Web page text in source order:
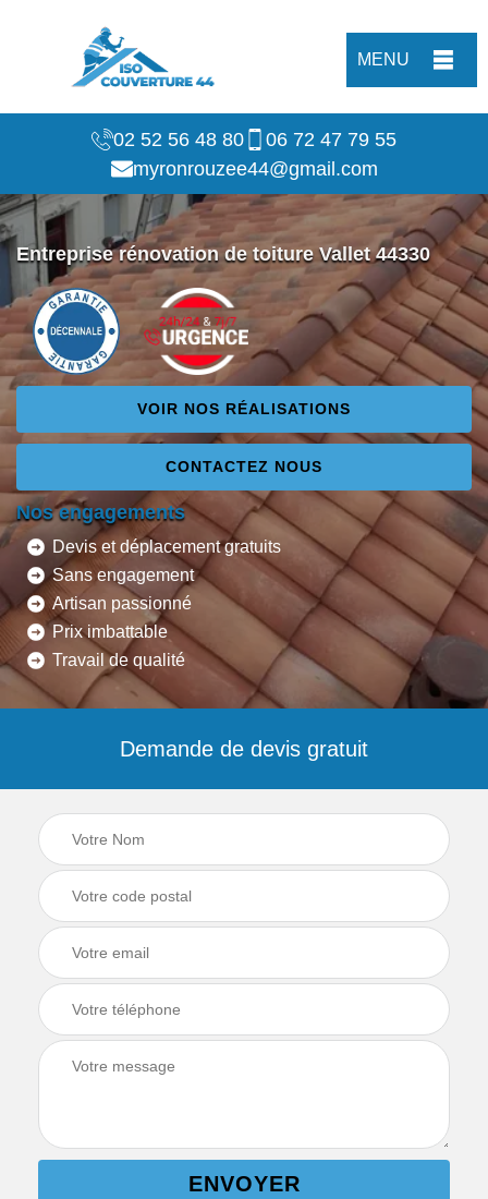
MENU
02 52 56 48 80
06 72 47 79 55
myronrouzee44@gmail.com
Entreprise rénovation de toiture Vallet 44330
VOIR NOS RÉALISATIONS
CONTACTEZ NOUS
Nos engagements
Devis et déplacement gratuits
Sans engagement
Artisan passionné
Prix imbattable
Travail de qualité
Demande de devis gratuit